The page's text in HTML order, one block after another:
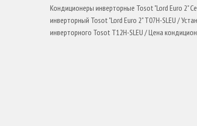
Кондиционеры инверторные Tosot "Lord Euro 2"
инверторный Tosot "Lord Euro 2" T07H-SLEU /
инверторного Tosot T12H-SLEU / Цена